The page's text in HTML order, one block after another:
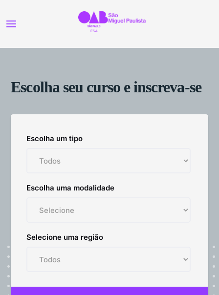
Escolha seu curso e inscreva-se
Escolha um tipo
Escolha uma modalidade
Selecione uma região